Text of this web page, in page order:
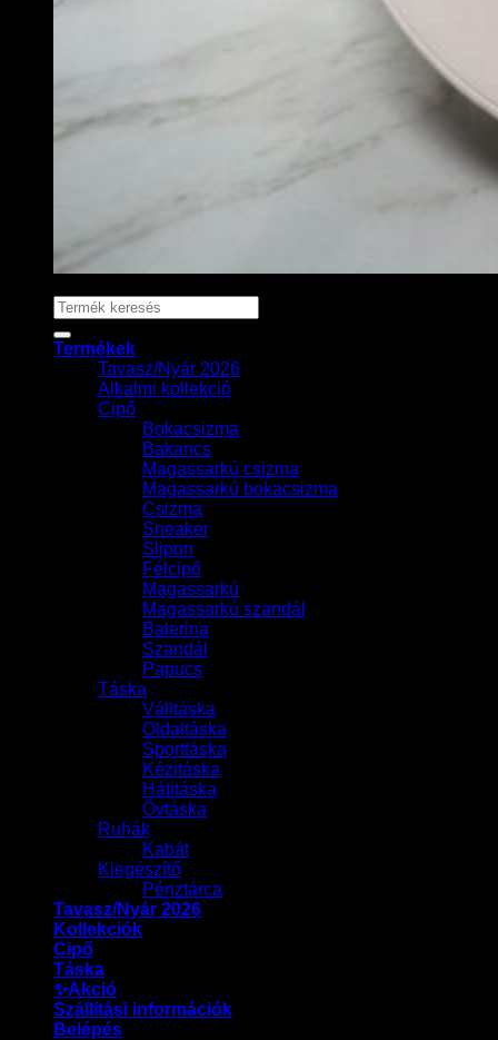
Keresés
a
következőre:
Termékek
Tavasz/Nyár 2026
Alkalmi kollekció
Cipő
Bokacsizma
Bakancs
Magassarkú csizma
Magassarkú bokacsizma
Csizma
Sneaker
Slipon
Félcipő
Magassarkú
Magassarkú szandál
Balerina
Szandál
Papucs
Táska
Válltáska
Oldaltáska
Sporttáska
Kézitáska
Hátitáska
Övtáska
Ruhák
Kabát
Kiegészítő
Pénztárca
Tavasz/Nyár 2026
Kollekciók
Cipő
Táska
✨Akció
Szállítási információk
Belépés